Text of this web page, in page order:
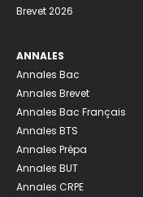
Brevet 2026
ANNALES
Annales Bac
Annales Brevet
Annales Bac Français
Annales BTS
Annales Prépa
Annales BUT
Annales CRPE